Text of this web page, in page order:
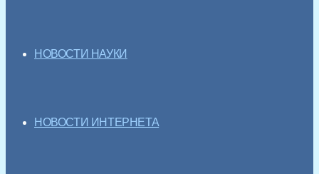
НОВОСТИ НАУКИ
НОВОСТИ ИНТЕРНЕТА